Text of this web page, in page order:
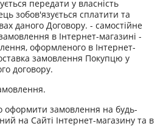
передати у власність
зобов'язується сплатити та
даного Договору. - самостійне
в Інтернет-магазині -
оформленого в Інтернет-
замовлення Покупцю у
договору.
оформити замовлення на будь-
на Сайті Інтернет-магазину та в